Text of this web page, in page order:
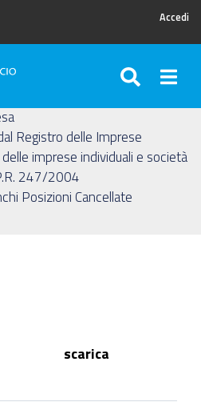
Accedi
Registro delle Imprese
imprese individuali e società
247/2004
Posizioni Cancellate
scarica